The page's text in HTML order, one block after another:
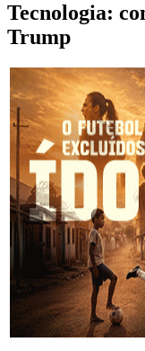
Tecnologia:
Trump